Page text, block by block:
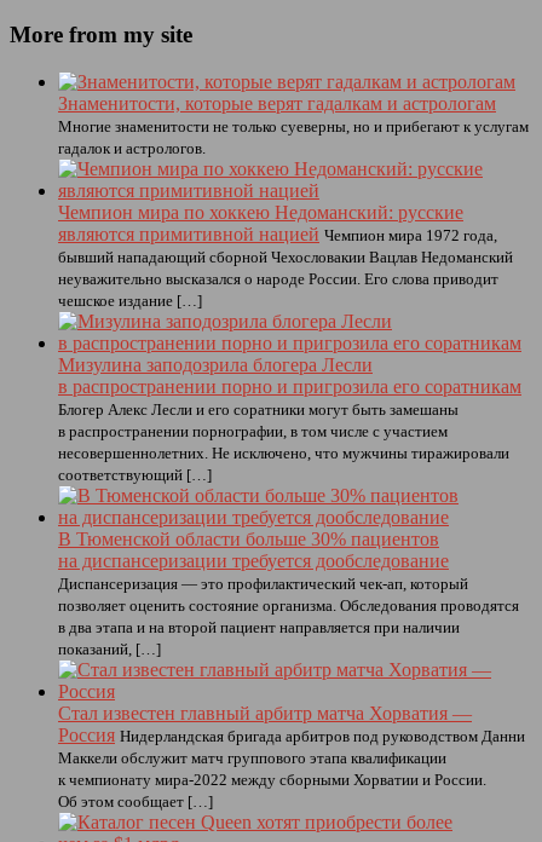
More from my site
Знаменитости, которые верят гадалкам и астрологам
Многие знаменитости не только суеверны, но и прибегают к услугам
гадалок и астрологов.
Чемпион мира по хоккею Недоманский: русские
являются примитивной нацией Чемпион мира 1972 года,
бывший нападающий сборной Чехословакии Вацлав Недоманский
неуважительно высказался о народе России. Его слова приводит
чешское издание […]
Мизулина заподозрила блогера Лесли
в распространении порно и пригрозила его соратникам
Блогер Алекс Лесли и его соратники могут быть замешаны
в распространении порнографии, в том числе с участием
несовершеннолетних. Не исключено, что мужчины тиражировали
соответствующий […]
В Тюменской области больше 30% пациентов
на диспансеризации требуется дообследование
Диспансеризация — это профилактический чек-ап, который
позволяет оценить состояние организма. Обследования проводятся
в два этапа и на второй пациент направляется при наличии
показаний, […]
Стал известен главный арбитр матча Хорватия —
Россия Нидерландская бригада арбитров под руководством Данни
Маккели обслужит матч группового этапа квалификации
к чемпионату мира-2022 между сборными Хорватии и России.
Об этом сообщает […]